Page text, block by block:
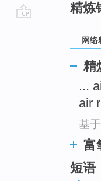
精炼
网络
精
...
air
基
富
短语